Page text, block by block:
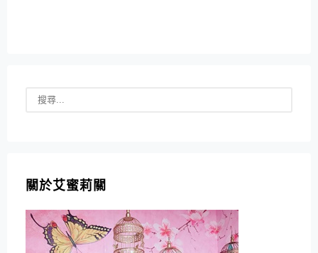
關於艾蜜莉關